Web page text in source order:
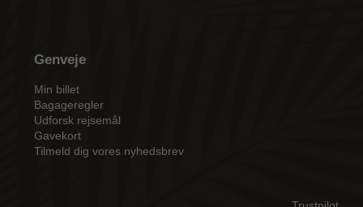
Genveje
Min billet
Bagageregler
Udforsk rejsemål
Gavekort
Tilmeld dig vores nyhedsbrev